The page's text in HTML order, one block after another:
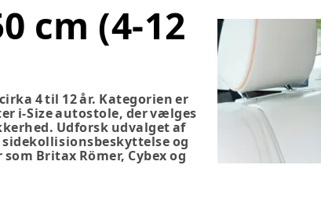
cm (4-12
4 til 12 år. Kategorien er
i-Size autostole, der vælges
Udforsk udvalget af
og
Britax Römer, Cybex og